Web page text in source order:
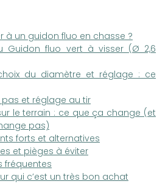
à un guidon fluo en chasse ?
Guidon fluo vert à visser (Ø 2,6
du diamètre et réglage : ce
et réglage au tir
le terrain : ce que ça change (et
pas)
forts et alternatives
et pièges à éviter
fréquentes
qui c’est un très bon achat